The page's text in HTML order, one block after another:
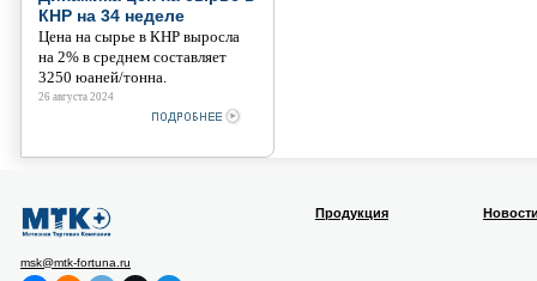
КНР на 34 неделе
Цена на сырье в КНР выросла
на 2% в среднем составляет
3250 юаней/тонна.
26 августа 2024
msk@mtk-fortuna.ru
Продукция